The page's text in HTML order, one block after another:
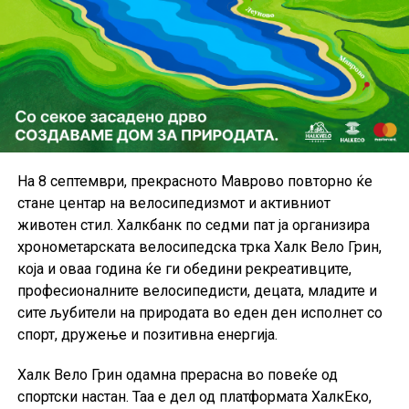
На 8 септември, прекрасното Маврово повторно ќе
стане центар на велосипедизмот и активниот
животен стил. Халкбанк по седми пат ја организира
хронометарската велосипедска трка Халк Вело Грин,
која и оваа година ќе ги обедини рекреативците,
професионалните велосипедисти, децата, младите и
сите љубители на природата во еден ден исполнет со
спорт, дружење и позитивна енергија.
Халк Вело Грин одамна прерасна во повеќе од
спортски настан. Таа е дел од платформата ХалкЕко,